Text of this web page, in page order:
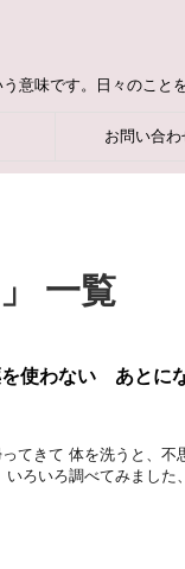
意味です。日々のこと
お問い合わ
一覧
使わない あとに
てきて 体を洗うと、不
ろいろ調べてみました